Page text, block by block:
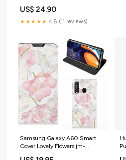
US$ 24.90
★★★★★ 4.8 (11 reviews)
Samsung Galaxy A60 Smart
Cover Lovely Flowers jm-